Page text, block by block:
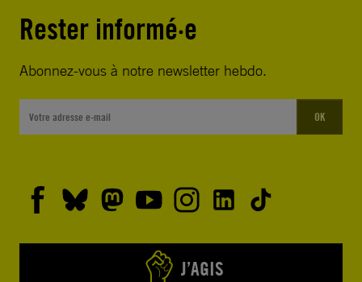
Rester informé·e
Abonnez-vous à notre newsletter hebdo.
OK
J’AGIS